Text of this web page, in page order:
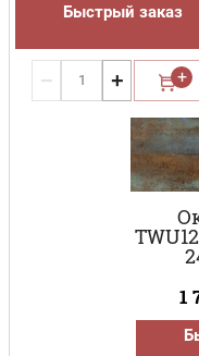
Быстрый заказ
− +
1